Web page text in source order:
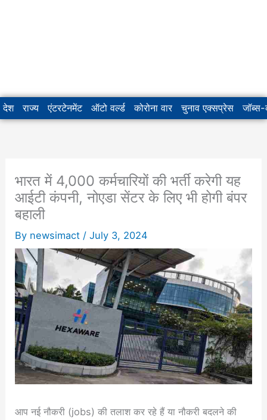
देश राज्य एंटरटेनमेंट ऑटो वर्ल्ड कोरोना वार चुनाव एक्सप्रेस जॉब्स-
भारत में 4,000 कर्मचारियों की भर्ती करेगी यह
आईटी कंपनी, नोएडा सेंटर के लिए भी होगी बंपर
बहाली
By newsimact /July 3, 2024
आप नई नौकरी (jobs) की तलाश कर रहे हैं या नौकरी बदलने की